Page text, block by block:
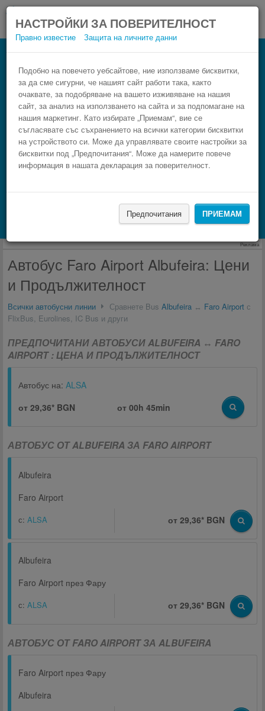
НАСТРОЙКИ ЗА ПОВЕРИТЕЛНОСТ
Правно известие Защита на личните данни
Подобно на повечето уебсайтове, ние използваме бисквитки,
за да сме сигурни, че нашият сайт работи така, както
очаквате, за подобряване на вашето изживяване на нашия
сайт, за анализ на използването на сайта и за подпомагане на
нашия маркетинг. Като избирате „Приемам“, вие се
съгласявате със съхранението на всички категории бисквитки
на устройството си. Може да управлявате своите настройки за
бисквитки под „Предпочитания“. Може да намерите повече
информация в нашата декларация за поверителност.
Предпочитания ПРИЕМАМ
Автобус Albufeira Faro Airport
Резервирай изгоден автобусен билет само в 3
стъпки.
НАМЕРИ
Търсене на настаняване с Booking.com
Реклама
Автобус Faro Airport Albufeira: Цени
и Продължителност
Всички автобусни линии Сравнете Bus Albufeira ↔ Faro Airport с
FlixBus, Eurolines, IC Bus и други
ПРЕДПОЧИТАНИ АВТОБУСИ ALBUFEIRA ↔ FARO
AIRPORT : ЦЕНА И ПРОДЪЛЖИТЕЛНОСТ
Автобус на: ALSA
от 29,36* BGN
от00h 45min
АВТОБУС ОТ ALBUFEIRA ЗА FARO AIRPORT
Albufeira
Faro Airport
с: ALSA от 29,36* BGN
Albufeira
Faro Airport през Фару
с: ALSA от 29,36* BGN
АВТОБУС ОТ FARO AIRPORT ЗА ALBUFEIRA
Faro Airport през Фару
Albufeira